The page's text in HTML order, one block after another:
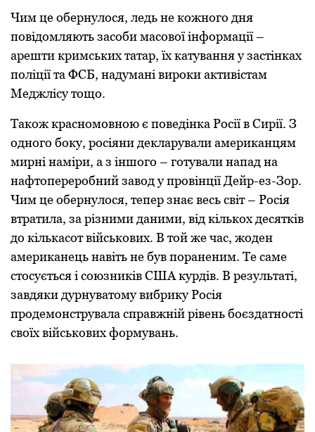
Чим це обернулося, ледь не кожного дня
повідомляють засоби масової інформації –
арешти кримських татар, їх катування у застінках
поліції та ФСБ, надумані вироки активістам
Меджлісу тощо.
Також красномовною є поведінка Росії в Сирії. З
одного боку, росіяни декларували американцям
мирні наміри, а з іншого – готували напад на
нафтопереробний завод у провінції Дейр-ез-Зор.
Чим це обернулося, тепер знає весь світ – Росія
втратила, за різними даними, від кількох десятків
до кількасот військових. В той же час, жоден
американець навіть не був пораненим. Те саме
стосується і союзників США курдів. В результаті,
завдяки дурнуватому вибрику Росія
продемонструвала справжній рівень боєздатності
своїх військових формувань.